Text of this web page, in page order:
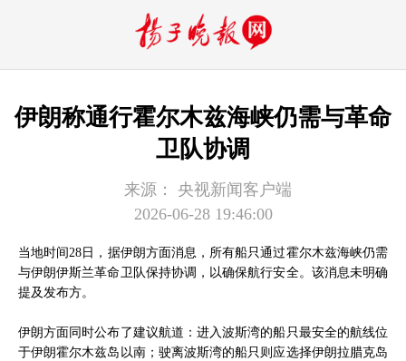
伊朗称通行霍尔木兹海峡仍需与革命
卫队协调
来源：
央视新闻客户端
2026-06-28 19:46:00
当地时间28日，据伊朗方面消息，所有船只通过霍尔木兹海峡仍需
与伊朗伊斯兰革命卫队保持协调，以确保航行安全。该消息未明确
提及发布方。
伊朗方面同时公布了建议航道：进入波斯湾的船只最安全的航线位
于伊朗霍尔木兹岛以南；驶离波斯湾的船只则应选择伊朗拉腊克岛